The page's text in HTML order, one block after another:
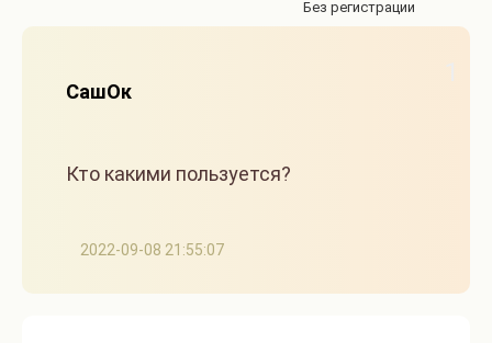
2022-09-08 21:55:07
СашОк
Кто какими пользуется?